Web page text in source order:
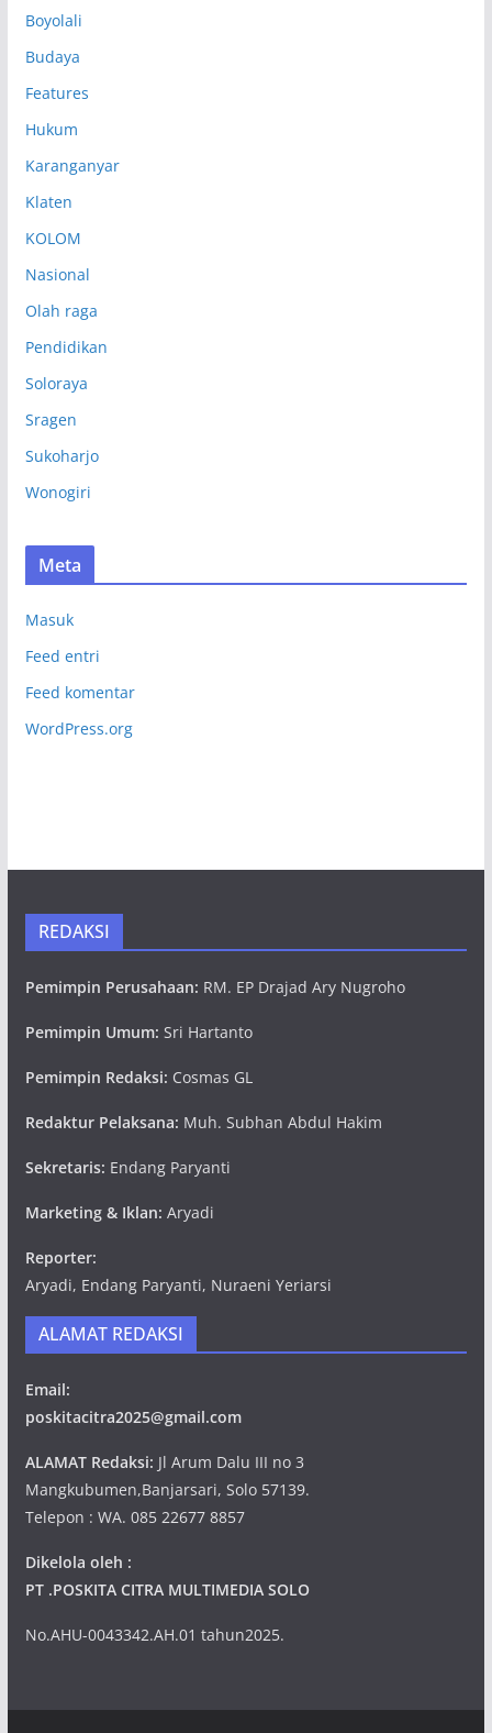
Boyolali
Budaya
Features
Hukum
Karanganyar
Klaten
KOLOM
Nasional
Olah raga
Pendidikan
Soloraya
Sragen
Sukoharjo
Wonogiri
Meta
Masuk
Feed entri
Feed komentar
WordPress.org
REDAKSI
Pemimpin Perusahaan: RM. EP Drajad Ary Nugroho
Pemimpin Umum: Sri Hartanto
Pemimpin Redaksi: Cosmas GL
Redaktur Pelaksana: Muh. Subhan Abdul Hakim
Sekretaris: Endang Paryanti
Marketing & Iklan: Aryadi
Reporter:
Aryadi, Endang Paryanti, Nuraeni Yeriarsi
ALAMAT REDAKSI
Email:
poskitacitra2025@gmail.com
ALAMAT Redaksi: Jl Arum Dalu III no 3
Mangkubumen,Banjarsari, Solo 57139.
Telepon : WA. 085 22677 8857
Dikelola oleh :
PT .POSKITA CITRA MULTIMEDIA SOLO
No.AHU-0043342.AH.01 tahun2025.